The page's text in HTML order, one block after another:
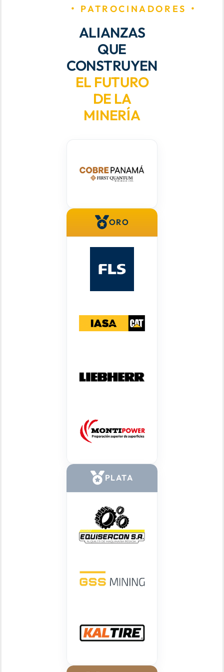
AGENDA TÉCNICO-COMERCIAL
ACERCA DE NOSOTROS
PATROCINADORES
ALIANZAS
QUE
CONSTRUYEN
EL FUTURO
DE LA
MINERÍA
ORO
PLATA